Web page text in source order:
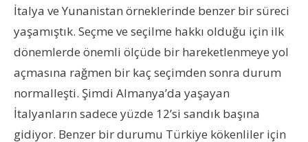
İtalya ve Yunanistan örneklerinde benzer bir süreci
yaşamıştık. Seçme ve seçilme hakkı olduğu için ilk
dönemlerde önemli ölçüde bir hareketlenmeye yol
açmasına rağmen bir kaç seçimden sonra durum
normalleşti. Şimdi Almanya’da yaşayan
İtalyanların sadece yüzde 12’si sandık başına
gidiyor. Benzer bir durumu Türkiye kökenliler için